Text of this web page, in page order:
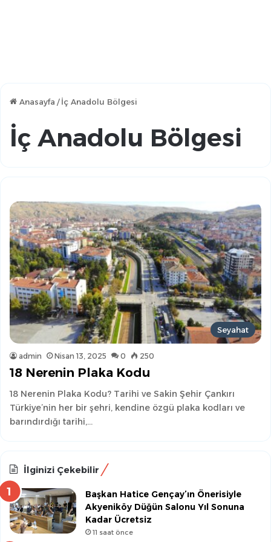
Anasayfa / İç Anadolu Bölgesi
İç Anadolu Bölgesi
Seyahat
admin Nisan 13, 2025 0 250
18 Nerenin Plaka Kodu
18 Nerenin Plaka Kodu? Tarihi ve Sakin Şehir Çankırı
Türkiye’nin her bir şehri, kendine özgü plaka kodları ve
barındırdığı tarihi,…
İlginizi Çekebilir
Başkan Hatice Gençay’ın Önerisiyle
Akyeniköy Düğün Salonu Yıl Sonuna
Kadar Ücretsiz
11 saat önce